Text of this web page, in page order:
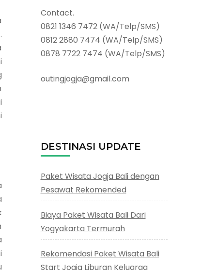
Contact.
0821 1346 7472 (WA/Telp/SMS)
0812 2880 7474 (WA/Telp/SMS)
0878 7722 7474 (WA/Telp/SMS)
outingjogja@gmail.com
DESTINASI UPDATE
Paket Wisata Jogja Bali dengan
Pesawat Rekomended
Biaya Paket Wisata Bali Dari
Yogyakarta Termurah
Rekomendasi Paket Wisata Bali
Start Jogja Liburan Keluarga